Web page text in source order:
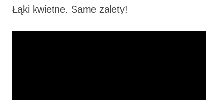
Łąki kwietne. Same zalety!